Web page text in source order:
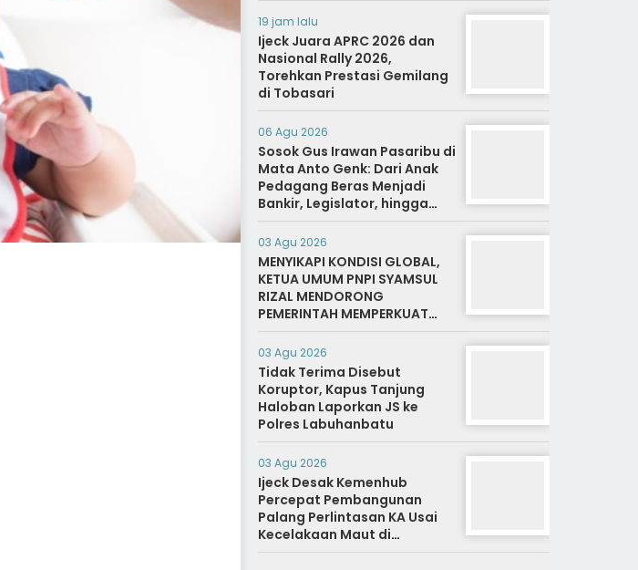
19 jam lalu
Ijeck Juara APRC 2026 dan
Nasional Rally 2026,
Torehkan Prestasi Gemilang
di Tobasari
06 Agu 2026
Sosok Gus Irawan Pasaribu di
Mata Anto Genk: Dari Anak
Pedagang Beras Menjadi
Bankir, Legislator, hingga
Bupati Tapanuli Selatan
03 Agu 2026
MENYIKAPI KONDISI GLOBAL,
KETUA UMUM PNPI SYAMSUL
RIZAL MENDORONG
PEMERINTAH MEMPERKUAT
SISTEM DAN INFRASTRUKTUR
INTELIJEN NEGARA
03 Agu 2026
Tidak Terima Disebut
Koruptor, Kapus Tanjung
Haloban Laporkan JS ke
Polres Labuhanbatu
03 Agu 2026
Ijeck Desak Kemenhub
Percepat Pembangunan
Palang Perlintasan KA Usai
Kecelakaan Maut di
Perbaungan